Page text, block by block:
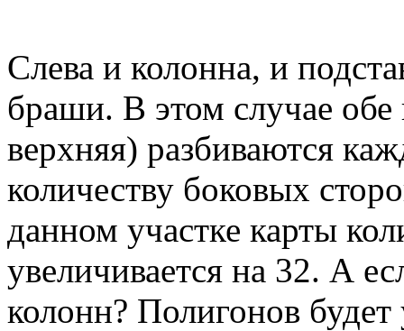
Слева и колонна, и
браши. В этом случае
верхняя) разбиваются
количеству боковых
данном участке карты
увеличивается на 32. А
колонн? Полигонов